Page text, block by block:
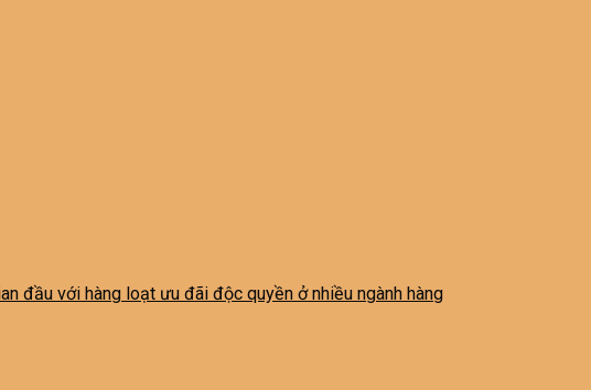
đầu với hàng loạt ưu đãi độc quyền ở nhiều ngành hàng